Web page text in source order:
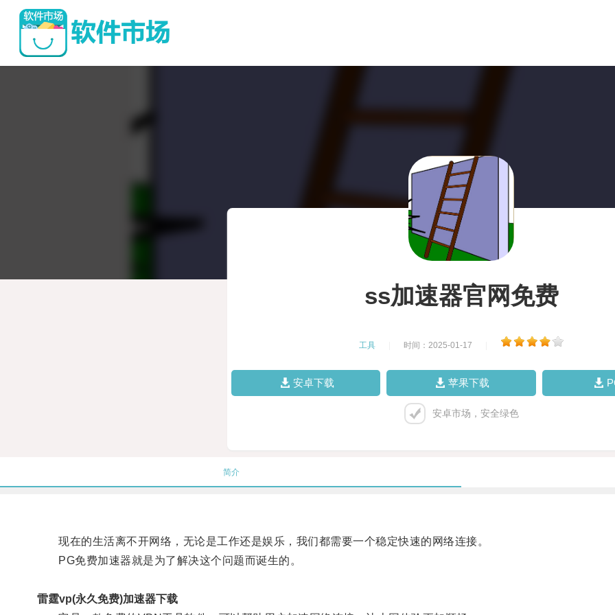
ss加速器官网免费
工具 时间：2025-01-17
安卓下载 苹果下载
安卓市场，安全绿色
简介
现在的生活离不开网络，无论是工作还是娱乐，我们都需要一个稳定快速的网络连接。
PG免费加速器就是为了解决这个问题而诞生的。
雷霆vp(永久免费)加速器下载